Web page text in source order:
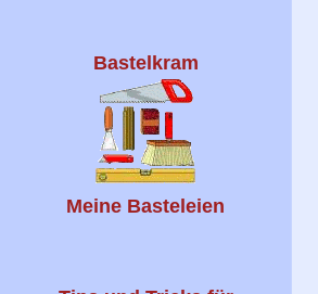
Bastelkram
Meine Basteleien